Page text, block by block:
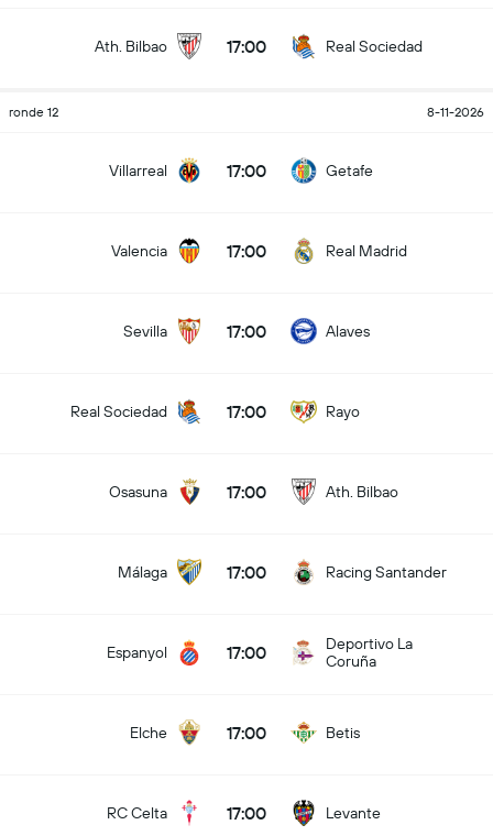
Ath. Bilbao 17:00 Real Sociedad
ronde 12 8-11-2026
Villarreal 17:00 Getafe
Valencia 17:00 Real Madrid
Sevilla 17:00 Alaves
Real Sociedad 17:00 Rayo
Osasuna 17:00 Ath. Bilbao
Málaga 17:00 Racing Santander
Espanyol 17:00
Deportivo La
Coruña
Elche 17:00 Betis
RC Celta 17:00 Levante